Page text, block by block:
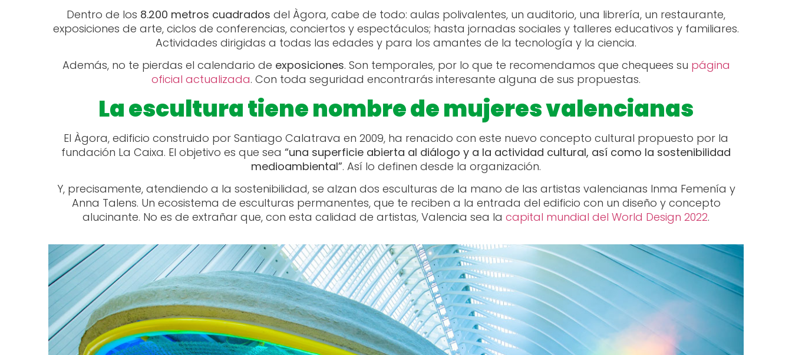
Dentro de los 8.200 metros cuadrados del Àgora, cabe de todo: aulas polivalentes, un auditorio, una librería, un restaurante,
exposiciones de arte, ciclos de conferencias, conciertos y espectáculos; hasta jornadas sociales y talleres educativos y familiares.
Actividades dirigidas a todas las edades y para los amantes de la tecnología y la ciencia.
Además, no te pierdas el calendario de exposiciones. Son temporales, por lo que te recomendamos que chequees su página
oficial actualizada. Con toda seguridad encontrarás interesante alguna de sus propuestas.
La escultura tiene nombre de mujeres valencianas
El Àgora, edificio construido por Santiago Calatrava en 2009, ha renacido con este nuevo concepto cultural propuesto por la
fundación La Caixa. El objetivo es que sea “una superficie abierta al diálogo y a la actividad cultural, así como la sostenibilidad
medioambiental”. Así lo definen desde la organización.
Y, precisamente, atendiendo a la sostenibilidad, se alzan dos esculturas de la mano de las artistas valencianas Inma Femenía y
Anna Talens. Un ecosistema de esculturas permanentes, que te reciben a la entrada del edificio con un diseño y concepto
alucinante. No es de extrañar que, con esta calidad de artistas, Valencia sea la capital mundial del World Design 2022.